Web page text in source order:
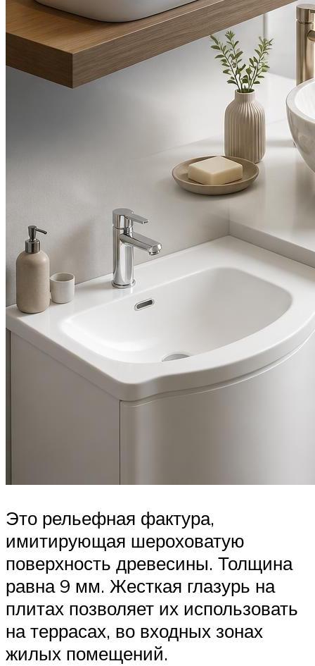
Это рельефная фактура,
имитирующая шероховатую
поверхность древесины. Толщина
равна 9 мм. Жесткая глазурь на
плитах позволяет их использовать
на террасах, во входных зонах
жилых помещений.